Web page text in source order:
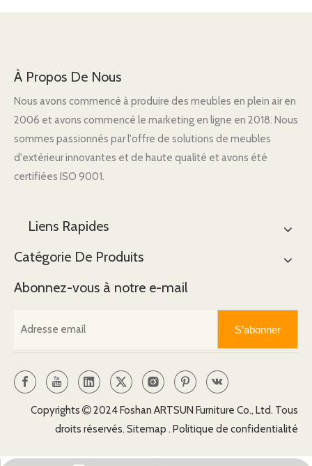
À Propos De Nous
Nous avons commencé à produire des meubles en plein air en
2006 et avons commencé le marketing en ligne en 2018. Nous
sommes passionnés par l'offre de solutions de meubles
d'extérieur innovantes et de haute qualité et avons été
certifiées ISO 9001.
Liens Rapides
Catégorie De Produits
Abonnez-vous à notre e-mail
S’abonner
Copyrights  2024 Foshan ARTSUN Furniture Co., Ltd. Tous
droits réservés. Sitemap . Politique de confidentialité